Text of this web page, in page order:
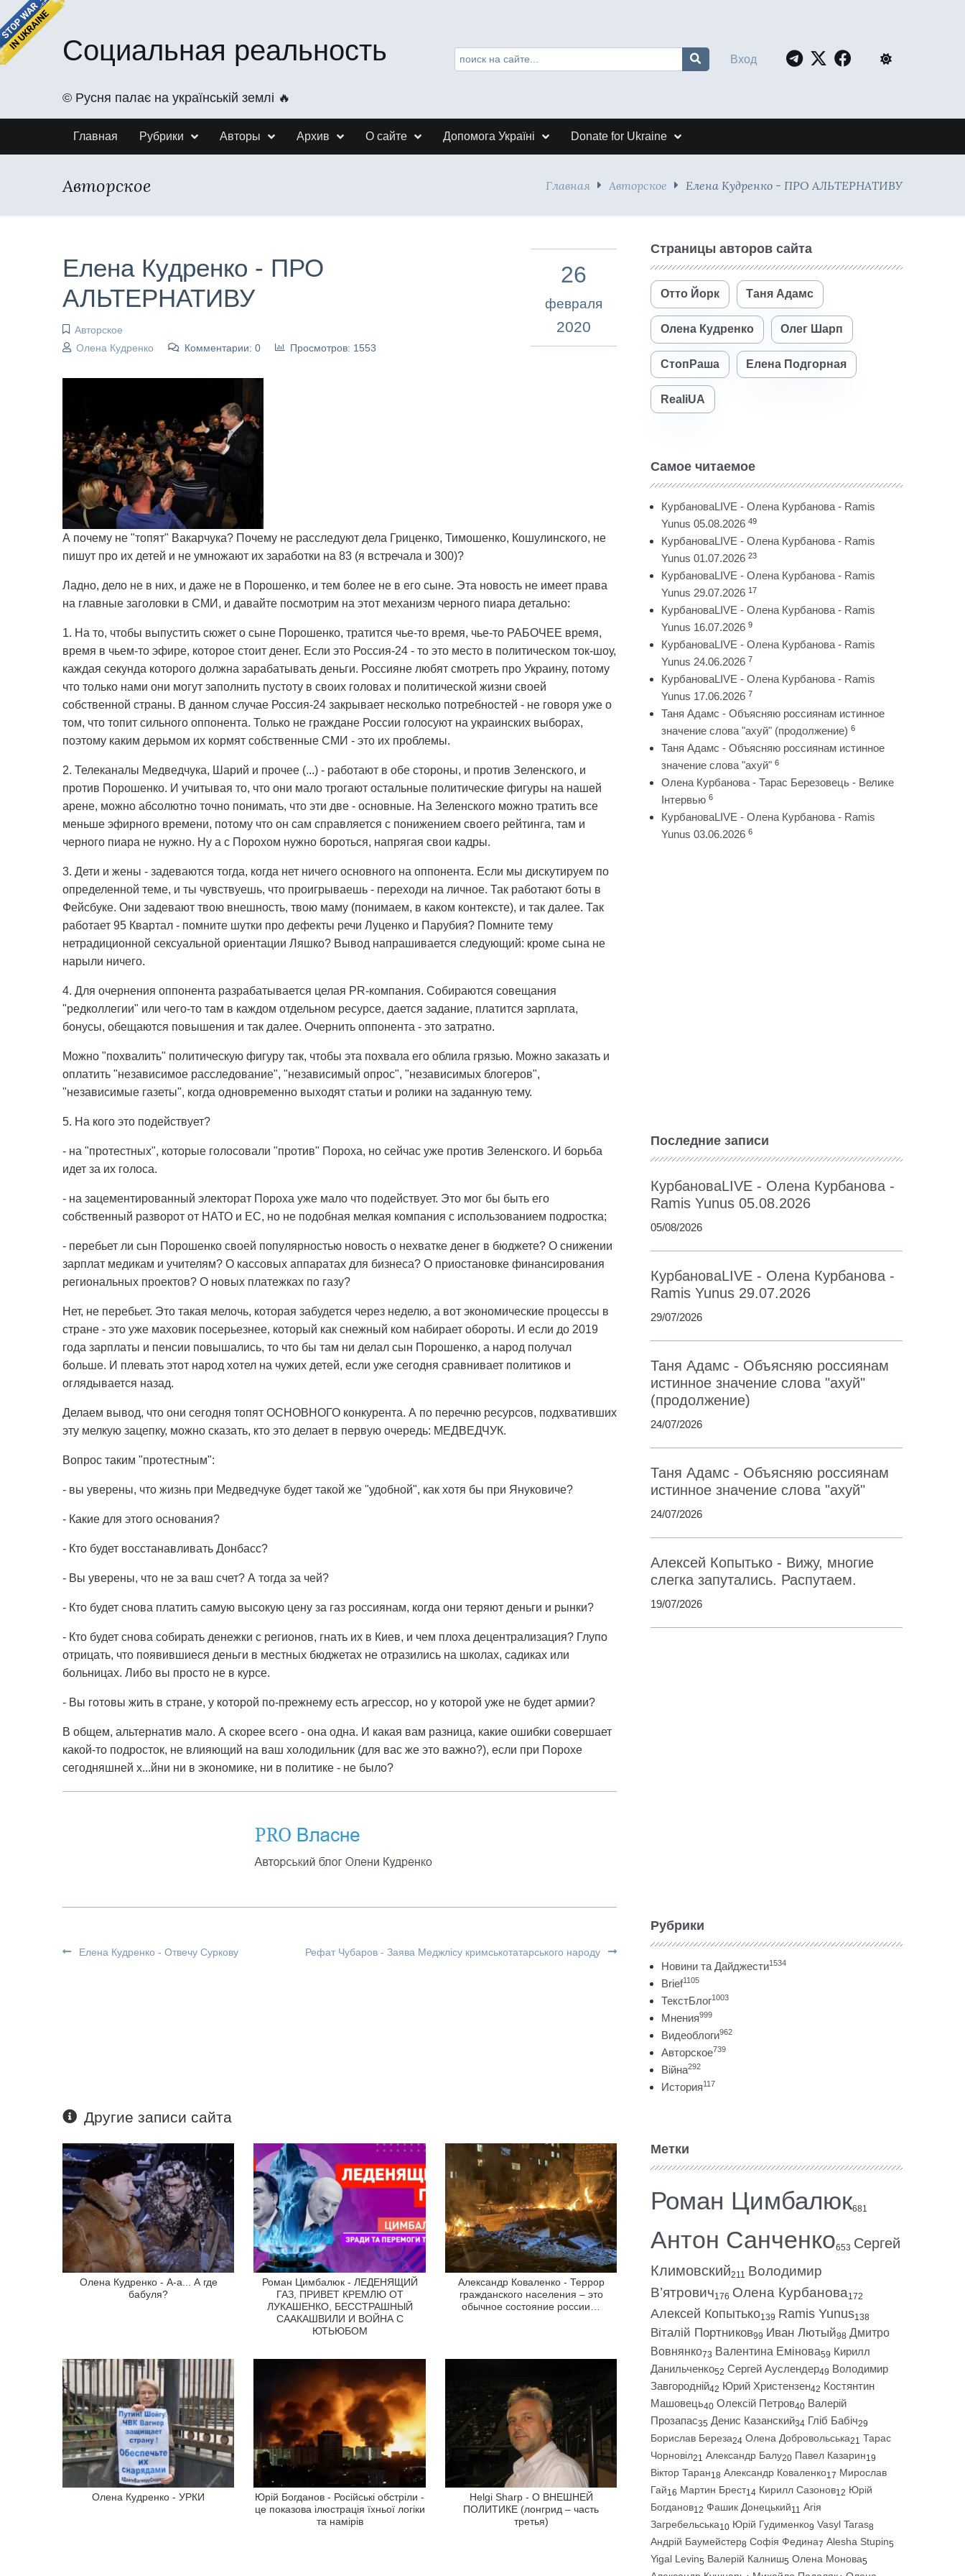
Социальная реальность
©️ Русня палає на українській землі 🔥
Вход
Главная Рубрики Авторы Архив О сайте Допомога Україні Donate for Ukraine
Авторское Главная Авторское Елена Кудренко - ПРО АЛЬТЕРНАТИВУ
Елена Кудренко - ПРО
АЛЬТЕРНАТИВУ
Авторское
Олена Кудренко
Комментарии: 0 Просмотров: 1553
26
февраля
2020
А почему не "топят" Вакарчука? Почему не расследуют дела Гриценко, Тимошенко, Кошулинского, не
пишут про их детей и не умножают их заработки на 83 (я встречала и 300)?
Ладно, дело не в них, и даже не в Порошенко, и тем более не в его сыне. Эта новость не имеет права
на главные заголовки в СМИ, и давайте посмотрим на этот механизм черного пиара детально:
1. На то, чтобы выпустить сюжет о сыне Порошенко, тратится чье-то время, чье-то РАБОЧЕЕ время,
время в чьем-то эфире, которое стоит денег. Если это Россия-24 - то это место в политическом ток-шоу,
каждая секунда которого должна зарабатывать деньги. Россияне любят смотреть про Украину, потому
что только нами они могут заполнить пустоту в своих головах и политической жизни своей
собственной страны. В данном случае Россия-24 закрывает несколько потребностей - не говоря уже о
том, что топит сильного оппонента. Только не граждане России голосуют на украинских выборах,
поэтому каким дерьмом их кормят собственные СМИ - это их проблемы.
2. Телеканалы Медведчука, Шарий и прочее (...) - работают в обе стороны, и против Зеленского, и
против Порошенко. И учитывая то, что они мало трогают остальные политические фигуры на нашей
арене, можно абсолютно точно понимать, что эти две - основные. На Зеленского можно тратить все
меньше эфирного времени, потому что он сам справляется с понижением своего рейтинга, там и
черного пиара не нужно. Ну а с Порохом нужно бороться, напрягая свои кадры.
3. Дети и жены - задеваются тогда, когда нет ничего основного на оппонента. Если мы дискутируем по
определенной теме, и ты чувствуешь, что проигрываешь - переходи на личное. Так работают боты в
Фейсбуке. Они задевают твою внешность, твою маму (понимаем, в каком контексте), и так далее. Так
работает 95 Квартал - помните шутки про дефекты речи Луценко и Парубия? Помните тему
нетрадиционной сексуальной ориентации Ляшко? Вывод напрашивается следующий: кроме сына не
нарыли ничего.
4. Для очернения оппонента разрабатывается целая PR-компания. Собираются совещания
"редколлегии" или чего-то там в каждом отдельном ресурсе, дается задание, платится зарплата,
бонусы, обещаются повышения и так далее. Очернить оппонента - это затратно.
Можно "похвалить" политическую фигуру так, чтобы эта похвала его облила грязью. Можно заказать и
оплатить "независимое расследование", "независимый опрос", "независимых блогеров",
"независимые газеты", когда одновременно выходят статьи и ролики на заданную тему.
5. На кого это подействует?
- на "протестных", которые голосовали "против" Пороха, но сейчас уже против Зеленского. И борьба
идет за их голоса.
- на зацементированный электорат Пороха уже мало что подействует. Это мог бы быть его
собственный разворот от НАТО и ЕС, но не подобная мелкая компания с использованием подростка;
- перебьет ли сын Порошенко своей популярностью новость о нехватке денег в бюджете? О снижении
зарплат медикам и учителям? О кассовых аппаратах для бизнеса? О приостановке финансирования
региональных проектов? О новых платежках по газу?
Нет, не перебьет. Это такая мелочь, которая забудется через неделю, а вот экономические процессы в
стране - это уже маховик посерьезнее, который как снежный ком набирает обороты. И если до 2019
года зарплаты и пенсии повышались, то что бы там ни делал сын Порошенко, а народ получал
больше. И плевать этот народ хотел на чужих детей, если уже сегодня сравнивает политиков и
оглядывается назад.
Делаем вывод, что они сегодня топят ОСНОВНОГО конкурента. А по перечню ресурсов, подхвативших
эту мелкую зацепку, можно сказать, кто это делает в первую очередь: МЕДВЕДЧУК.
Вопрос таким "протестным":
- вы уверены, что жизнь при Медведчуке будет такой же "удобной", как хотя бы при Януковиче?
- Какие для этого основания?
- Кто будет восстанавливать Донбасс?
- Вы уверены, что не за ваш счет? А тогда за чей?
- Кто будет снова платить самую высокую цену за газ россиянам, когда они теряют деньги и рынки?
- Кто будет снова собирать денежки с регионов, гнать их в Киев, и чем плоха децентрализация? Глупо
отрицать, что появившиеся деньги в местных бюджетах не отразились на школах, садиках или
больницах. Либо вы просто не в курсе.
- Вы готовы жить в стране, у которой по-прежнему есть агрессор, но у которой уже не будет армии?
В общем, альтернатив мало. А скорее всего - она одна. И какая вам разница, какие ошибки совершает
какой-то подросток, не влияющий на ваш холодильник (для вас же это важно?), если при Порохе
сегодняшней х...йни ни в экономике, ни в политике - не было?
Елена Кудренко - Отвечу Суркову Рефат Чубаров - Заява Меджлісу кримськотатарського народу
Другие записи сайта
Олена Кудренко - А-а... А где
бабуля?
Роман Цимбалюк - ЛЕДЕНЯЩИЙ
ГАЗ, ПРИВЕТ КРЕМЛЮ ОТ
ЛУКАШЕНКО, БЕССТРАШНЫЙ
СААКАШВИЛИ И ВОЙНА С
ЮТЬЮБОМ
Александр Коваленко - Террор
гражданского населения – это
обычное состояние россии…
Олена Кудренко - УРКИ
Юрій Богданов - Російські обстріли -
це показова ілюстрація їхньої логіки
та намірів
Helgi Sharp - О ВНЕШНЕЙ
ПОЛИТИКЕ (лонгрид – часть
третья)
Страницы авторов сайта
Отто Йорк Таня Адамс
Олена Кудренко Олег Шарп
СтопРаша Елена Подгорная
RealiUA
Самое читаемое
КурбановаLIVE - Олена Курбанова - Ramis
Yunus 05.08.2026 49
КурбановаLIVE - Олена Курбанова - Ramis
Yunus 01.07.2026 23
КурбановаLIVE - Олена Курбанова - Ramis
Yunus 29.07.2026 17
КурбановаLIVE - Олена Курбанова - Ramis
Yunus 16.07.2026 9
КурбановаLIVE - Олена Курбанова - Ramis
Yunus 24.06.2026 7
КурбановаLIVE - Олена Курбанова - Ramis
Yunus 17.06.2026 7
Таня Адамс - Объясняю россиянам истинное
значение слова "ахуй" (продолжение) 6
Таня Адамс - Объясняю россиянам истинное
значение слова "ахуй" 6
Олена Курбанова - Тарас Березовець - Велике
Інтервью 6
КурбановаLIVE - Олена Курбанова - Ramis
Yunus 03.06.2026 6
Последние записи
КурбановаLIVE - Олена Курбанова -
Ramis Yunus 05.08.2026
05/08/2026
КурбановаLIVE - Олена Курбанова -
Ramis Yunus 29.07.2026
29/07/2026
Таня Адамс - Объясняю россиянам
истинное значение слова "ахуй"
(продолжение)
24/07/2026
Таня Адамс - Объясняю россиянам
истинное значение слова "ахуй"
24/07/2026
Алексей Копытько - Вижу, многие
слегка запутались. Распутаем.
19/07/2026
Рубрики
Новини та Дайджести1534
Brief1105
ТекстБлог1003
Мнения999
Видеоблоги962
Авторское739
Війна292
История117
Метки
Роман Цимбалюк681
Антон Санченко653 Сергей
Климовский211 Володимир
В’ятрович176 Олена Курбанова172
Алексей Копытько139 Ramis Yunus138
Віталій Портников99 Иван Лютый98 Дмитро
Вовнянко73 Валентина Емінова59 Кирилл
Данильченко52 Сергей Ауслендер49 Володимир
Завгородній42 Юрий Христензен42 Костянтин
Машовець40 Олексій Петров40 Валерій
Прозапас35 Денис Казанский34 Гліб Бабіч29
Борислав Береза24 Олена Добровольська21 Тарас
Чорновіл21 Александр Балу20 Павел Казарин19
Віктор Таран18 Александр Коваленко17 Мирослав
Гай16 Мартин Брест14 Кирилл Сазонов12 Юрій
Богданов12 Фашик Донецький11 Агія
Загребельська10 Юрій Гудименко9 Vasyl Taras8
Андрій Баумейстер8 Софія Федина7 Alesha Stupin5
Yigal Levin5 Валерій Калниш5 Олена Монова5